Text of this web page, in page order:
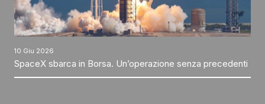
10 Giu 2026
SpaceX sbarca in Borsa. Un’operazione senza precedenti